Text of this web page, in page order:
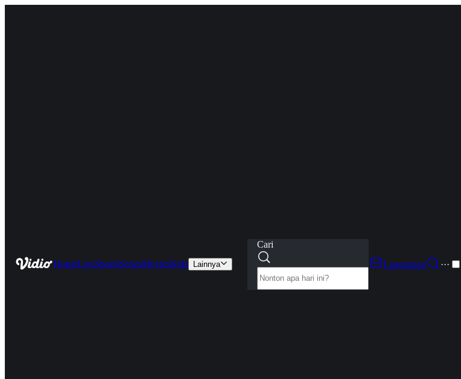
HomeLiveSportsSeriesMoviesKids Lainnya
Cari
Langganan
···